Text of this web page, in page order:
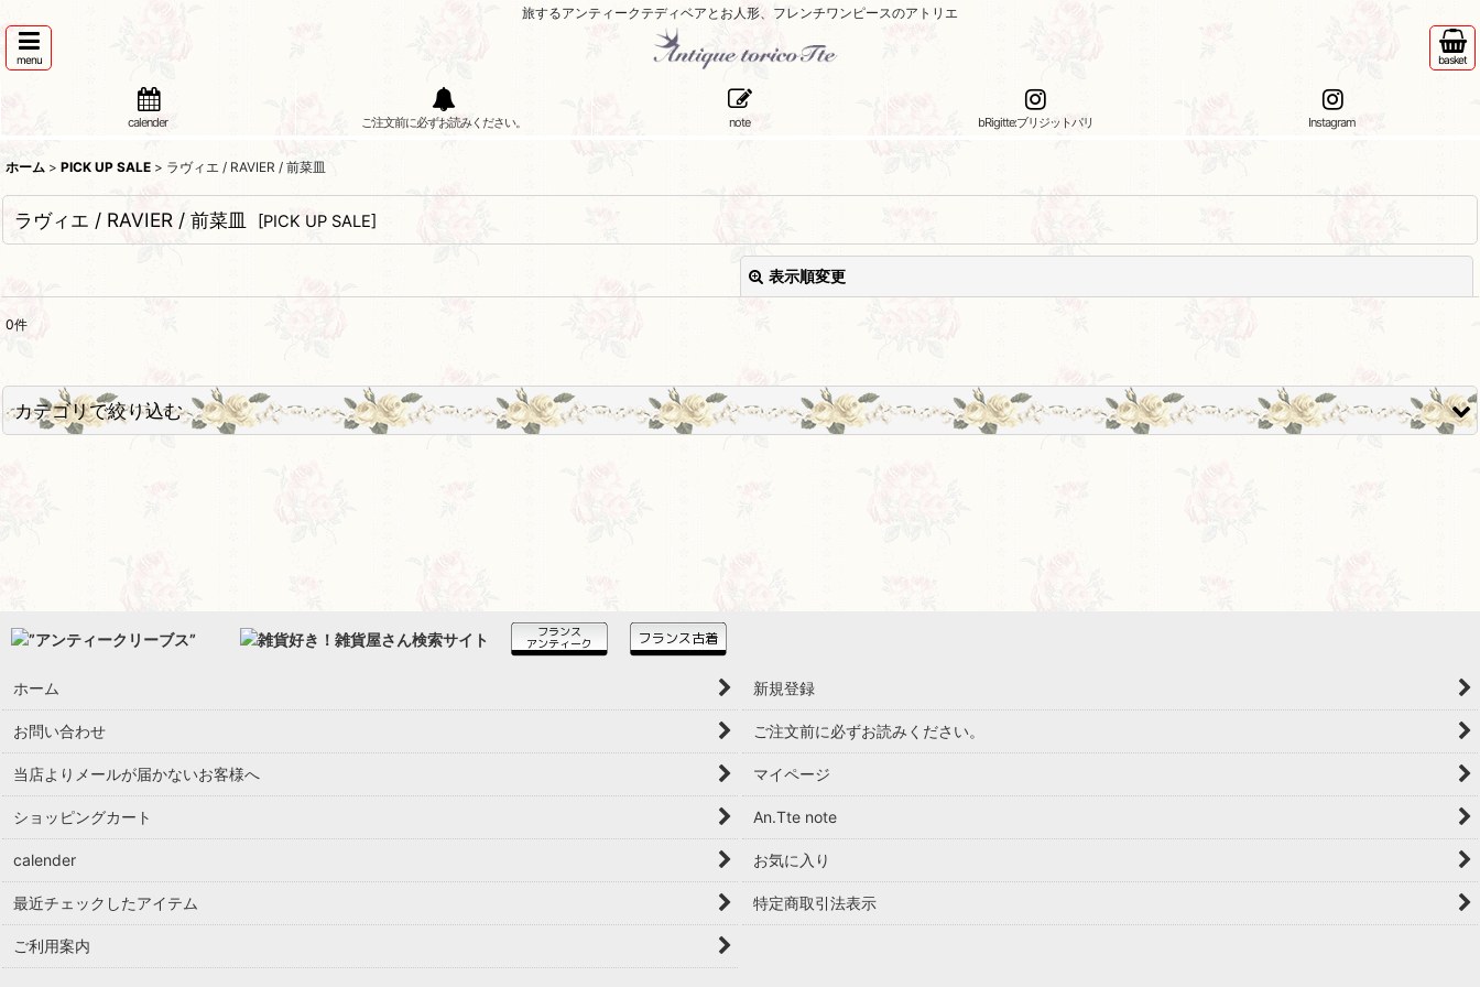
旅するアンティークテディベアとお人形、フレンチワンピースのアトリエ
menu basket
calender ご注文前に必ずお読みください。 note bRigitte:ブリジットパリ Instagram
ホーム > PICK UP SALE > ラヴィエ / RAVIER / 前菜皿
ラヴィエ / RAVIER / 前菜皿 [PICK UP SALE]
表示順変更
並び順:
0件
カテゴリで絞り込む
ホーム
新規登録
お問い合わせ ご注文前に必ずお読みください。
当店よりメールが届かないお客様へ マイページ
ショッピングカート An.Tte note
calender お気に入り
最近チェックしたアイテム 特定商取引法表示
ご利用案内